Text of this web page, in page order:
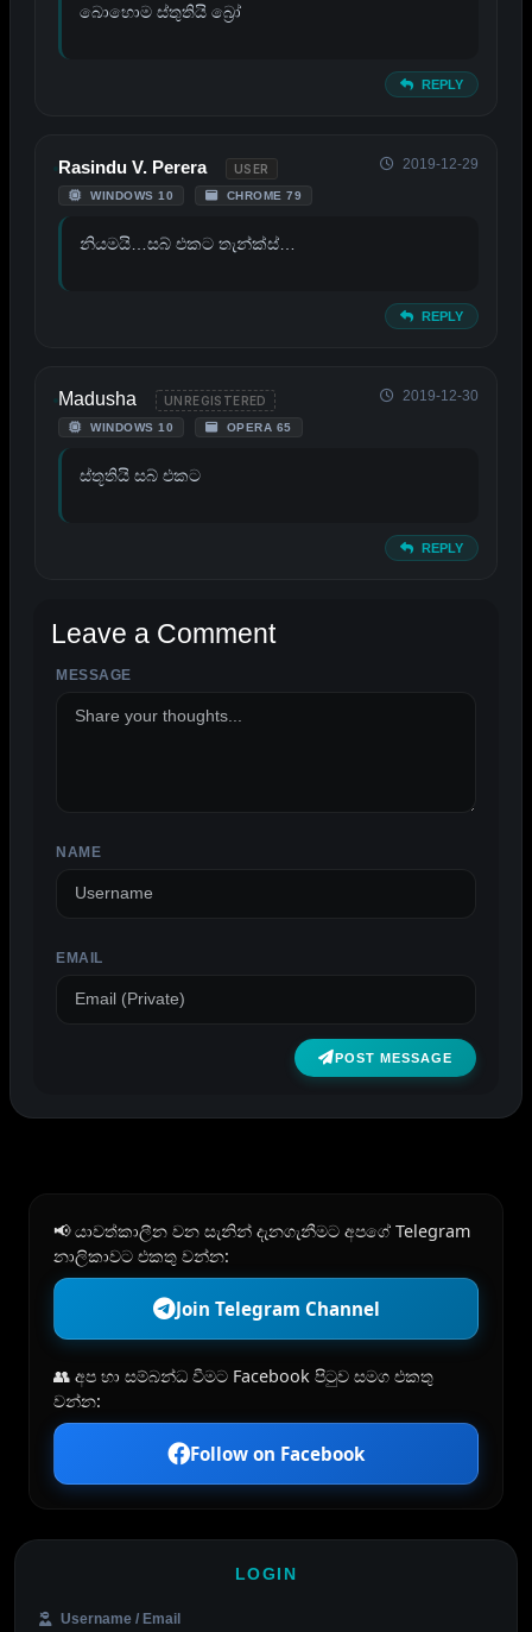
බොහොම ස්තුතියි බ්‍රෝ
REPLY
Rasindu V. Perera USER
WINDOWS 10 CHROME 79
2019-12-29
නියමයි…සබ් එකට තැන්ක්ස්…
REPLY
Madusha UNREGISTERED
WINDOWS 10 OPERA 65
2019-12-30
ස්තූතියි සබ් එකට
REPLY
Leave a Comment
MESSAGE
NAME
EMAIL
POST MESSAGE
ALTERNATIVE:
📢 යාවත්කාලීන වන සැනින් දැනගැනීමට අපගේ Telegram
නාලිකාවට එකතු වන්න:
Join Telegram Channel
👥 අප හා සම්බන්ධ වීමට Facebook පිටුව සමග එකතු
වන්න:
Follow on Facebook
LOGIN
Username / Email